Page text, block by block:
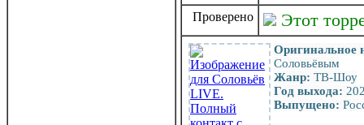
Проверено Этот
Оригинальное
Соловьёвым
Жанр: ТВ-Шоу
Год выхода:
Выпущено: